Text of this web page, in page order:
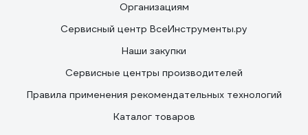
Организациям
Сервисный центр ВсеИнструменты.ру
Наши закупки
Сервисные центры производителей
Правила применения рекомендательных технологий
Каталог товаров